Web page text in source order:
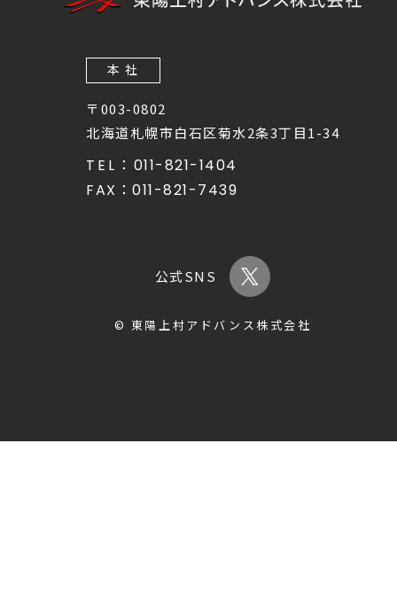
本 社
〒003-0802
北海道札幌市白石区菊水2条3丁目1-34
TEL： 011-821-1404
FAX： 011-821-7439
公式SNS
© 東陽上村アドバンス株式会社